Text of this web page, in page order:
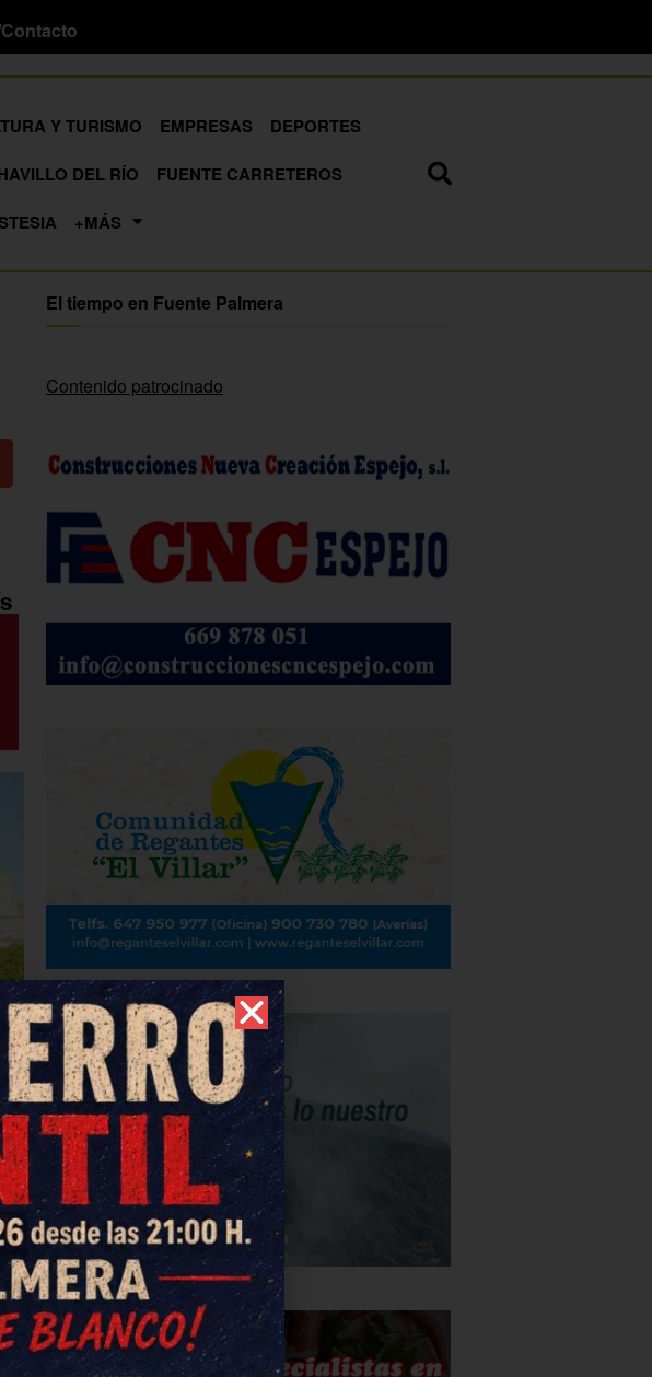
Contacto
Y TURISMO EMPRESAS
DEPORTES
DEL RÍO
FUENTE CARRETEROS
+MÁS
El tiempo en Fuente Palmera
Contenido patrocinado